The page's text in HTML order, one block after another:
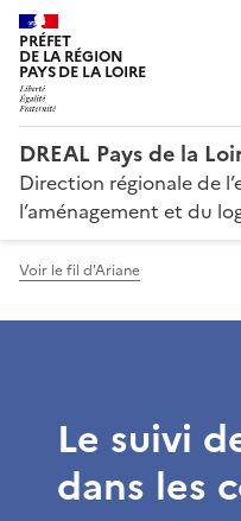
PRÉFET
DE LA RÉGION
PAYS DE LA LOIRE
DREAL Pays de la
Direction régionale de
l’aménagement et du
Voir le fil d'Ariane
Le suivi
dans les